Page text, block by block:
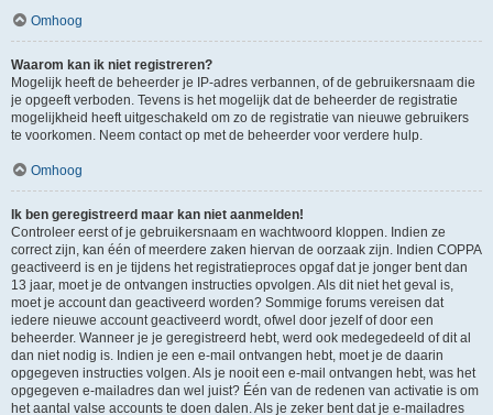
Omhoog
Waarom kan ik niet registreren?
Mogelijk heeft de beheerder je IP-adres verbannen, of de gebruikersnaam die
je opgeeft verboden. Tevens is het mogelijk dat de beheerder de registratie
mogelijkheid heeft uitgeschakeld om zo de registratie van nieuwe gebruikers
te voorkomen. Neem contact op met de beheerder voor verdere hulp.
Omhoog
Ik ben geregistreerd maar kan niet aanmelden!
Controleer eerst of je gebruikersnaam en wachtwoord kloppen. Indien ze
correct zijn, kan één of meerdere zaken hiervan de oorzaak zijn. Indien COPPA
geactiveerd is en je tijdens het registratieproces opgaf dat je jonger bent dan
13 jaar, moet je de ontvangen instructies opvolgen. Als dit niet het geval is,
moet je account dan geactiveerd worden? Sommige forums vereisen dat
iedere nieuwe account geactiveerd wordt, ofwel door jezelf of door een
beheerder. Wanneer je je geregistreerd hebt, werd ook medegedeeld of dit al
dan niet nodig is. Indien je een e-mail ontvangen hebt, moet je de daarin
opgegeven instructies volgen. Als je nooit een e-mail ontvangen hebt, was het
opgegeven e-mailadres dan wel juist? Één van de redenen van activatie is om
het aantal valse accounts te doen dalen. Als je zeker bent dat je e-mailadres